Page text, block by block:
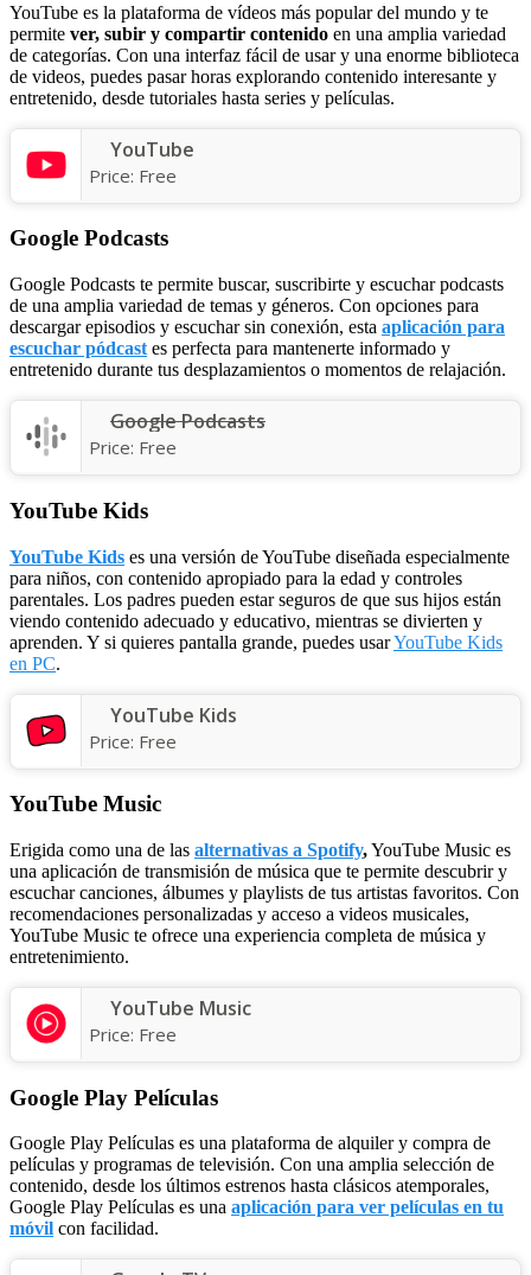
YouTube es la plataforma de vídeos más popular del mundo y te
permite ver, subir y compartir contenido en una amplia variedad
de categorías. Con una interfaz fácil de usar y una enorme biblioteca
de videos, puedes pasar horas explorando contenido interesante y
entretenido, desde tutoriales hasta series y películas.
YouTube
Price: Free
Google Podcasts
Google Podcasts te permite buscar, suscribirte y escuchar podcasts
de una amplia variedad de temas y géneros. Con opciones para
descargar episodios y escuchar sin conexión, esta aplicación para
escuchar pódcast es perfecta para mantenerte informado y
entretenido durante tus desplazamientos o momentos de relajación.
Google Podcasts
Price: Free
YouTube Kids
YouTube Kids es una versión de YouTube diseñada especialmente
para niños, con contenido apropiado para la edad y controles
parentales. Los padres pueden estar seguros de que sus hijos están
viendo contenido adecuado y educativo, mientras se divierten y
aprenden. Y si quieres pantalla grande, puedes usarYouTube Kids
en PC.
YouTube Kids
Price: Free
YouTube Music
Erigida como una de las alternativas a Spotify,YouTube Music es
una aplicación de transmisión de música que te permite descubrir y
escuchar canciones, álbumes y playlists de tus artistas favoritos. Con
recomendaciones personalizadas y acceso a videos musicales,
YouTube Music te ofrece una experiencia completa de música y
entretenimiento.
YouTube Music
Price: Free
Google Play Películas
Google Play Películas es una plataforma de alquiler y compra de
películas y programas de televisión. Con una amplia selección de
contenido, desde los últimos estrenos hasta clásicos atemporales,
Google Play Películas es una aplicación para ver películas en tu
móvil con facilidad.